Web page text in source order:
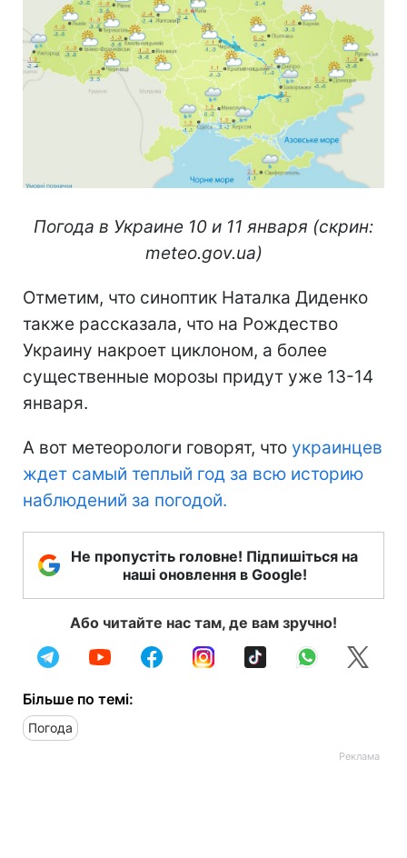
Погода в Украине 10 и 11 января (скрин:
meteo.gov.ua)
Отметим, что синоптик Наталка Диденко
также рассказала, что на Рождество
Украину накроет циклоном, а более
существенные морозы придут уже 13-14
января.
А вот метеорологи говорят, что украинцев
ждет самый теплый год за всю историю
наблюдений за погодой.
Не пропустіть головне! Підпишіться на
наші оновлення в Google!
Або читайте нас там, де вам зручно!
Більше по темі:
Погода